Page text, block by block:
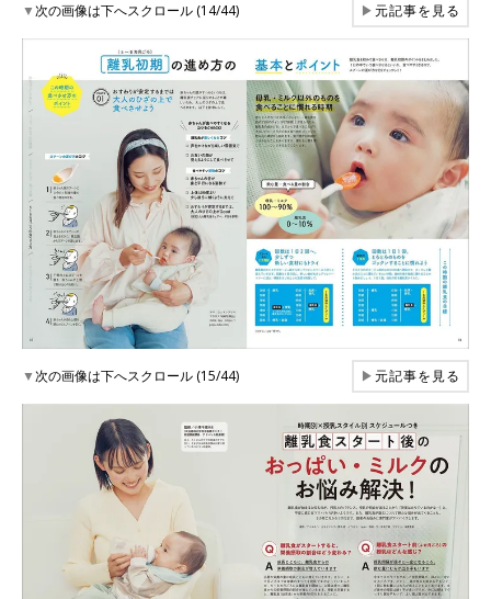
▼次の画像は下へスクロール (14/44) ▶元記事を見る
▼次の画像は下へスクロール (15/44) ▶元記事を見る